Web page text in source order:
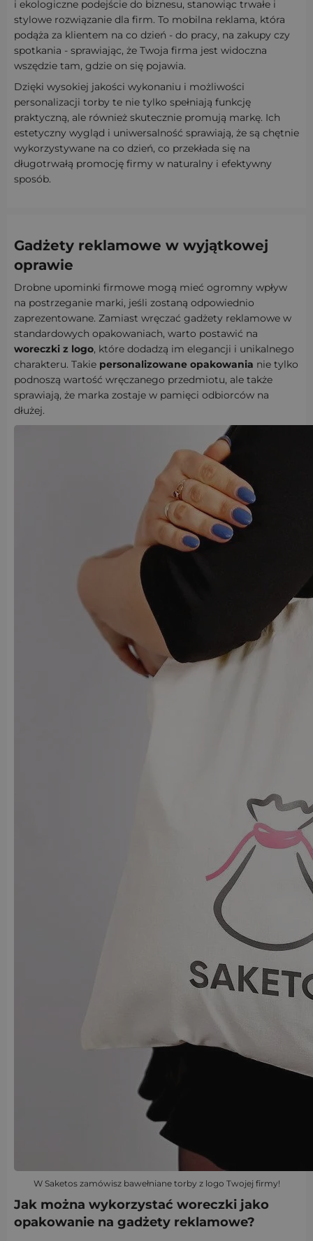
i ekologiczne podejście do biznesu, stanowiąc trwałe i
stylowe rozwiązanie dla firm. To mobilna reklama, która
podąża za klientem na co dzień - do pracy, na zakupy czy
spotkania - sprawiając, że Twoja firma jest widoczna
wszędzie tam, gdzie on się pojawia.
Dzięki wysokiej jakości wykonaniu i możliwości
personalizacji torby te nie tylko spełniają funkcję
praktyczną, ale również skutecznie promują markę. Ich
estetyczny wygląd i uniwersalność sprawiają, że są chętnie
wykorzystywane na co dzień, co przekłada się na
długotrwałą promocję firmy w naturalny i efektywny
sposób.
Gadżety reklamowe w wyjątkowej
oprawie
Drobne upominki firmowe mogą mieć ogromny wpływ
na postrzeganie marki, jeśli zostaną odpowiednio
zaprezentowane. Zamiast wręczać gadżety reklamowe w
standardowych opakowaniach, warto postawić na
woreczki z logo, które dodadzą im elegancji i unikalnego
charakteru. Takie personalizowane opakowania nie tylko
podnoszą wartość wręczanego przedmiotu, ale także
sprawiają, że marka zostaje w pamięci odbiorców na
dłużej.
W Saketos zamówisz bawełniane torby z logo Twojej firmy!
Jak można wykorzystać woreczki jako
opakowanie na gadżety reklamowe?